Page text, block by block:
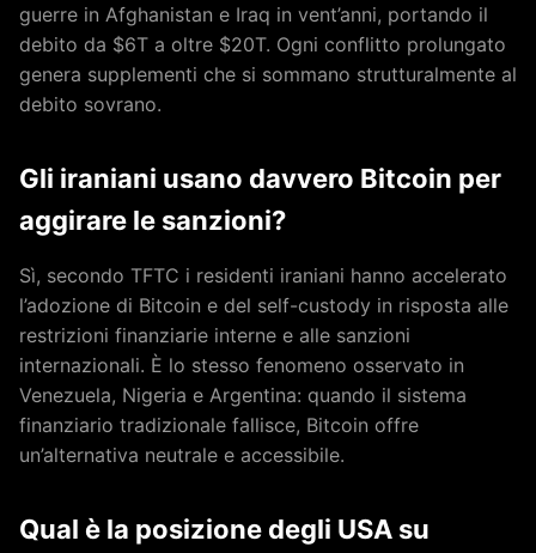
guerre in Afghanistan e Iraq in vent’anni, portando il
debito da $6T a oltre $20T. Ogni conflitto prolungato
genera supplementi che si sommano strutturalmente al
debito sovrano.
Gli iraniani usano davvero Bitcoin per
aggirare le sanzioni?
Sì, secondo TFTC i residenti iraniani hanno accelerato
l’adozione di Bitcoin e del self-custody in risposta alle
restrizioni finanziarie interne e alle sanzioni
internazionali. È lo stesso fenomeno osservato in
Venezuela, Nigeria e Argentina: quando il sistema
finanziario tradizionale fallisce, Bitcoin offre
un’alternativa neutrale e accessibile.
Qual è la posizione degli USA su